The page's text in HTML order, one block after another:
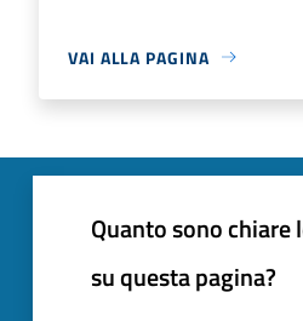
VAI ALLA PAGINA
Quanto sono
su questa pagina?